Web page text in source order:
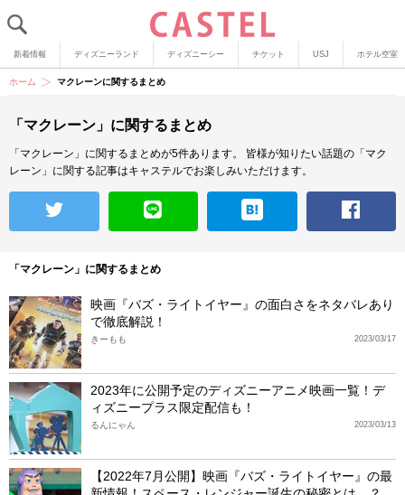
新着情報 ディズニーランド ディズニーシー チケット USJ ホテル空室
ホーム マクレーンに関するまとめ
「マクレーン」に関するまとめ
「マクレーン」に関するまとめが5件あります。
皆様が知りたい話題の「マク
レーン」に関する記事はキャステルでお楽しみいただけます。
「マクレーン」に関するまとめ
映画『バズ・ライトイヤー』の面白さをネタバレあり
で徹底解説！
2023/03/17
きーもも
2023年に公開予定のディズニーアニメ映画一覧！デ
ィズニープラス限定配信も！
2023/03/13
るんにゃん
【2022年7月公開】映画『バズ・ライトイヤー』の最